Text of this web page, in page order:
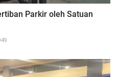
Parkir oleh Satuan